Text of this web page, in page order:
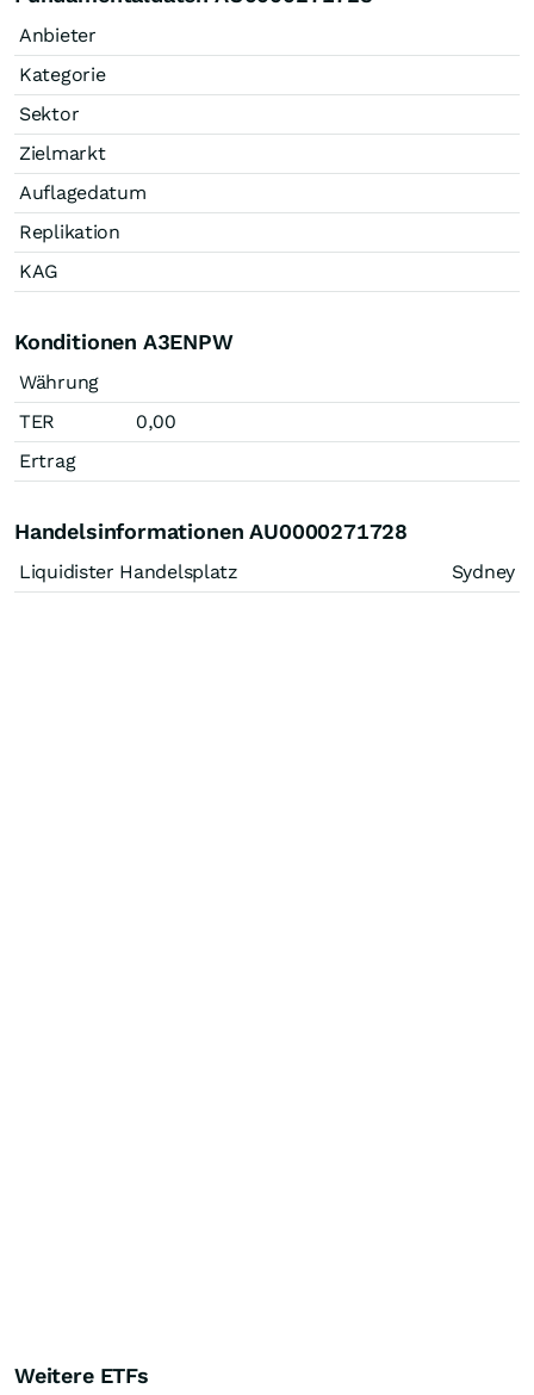
Anbieter
Kategorie
Sektor
Zielmarkt
Auflagedatum
Replikation
KAG
Konditionen A3ENPW
Währung
TER
0,00
Ertrag
Handelsinformationen AU0000271728
Liquidister Handelsplatz Sydney
Weitere ETFs